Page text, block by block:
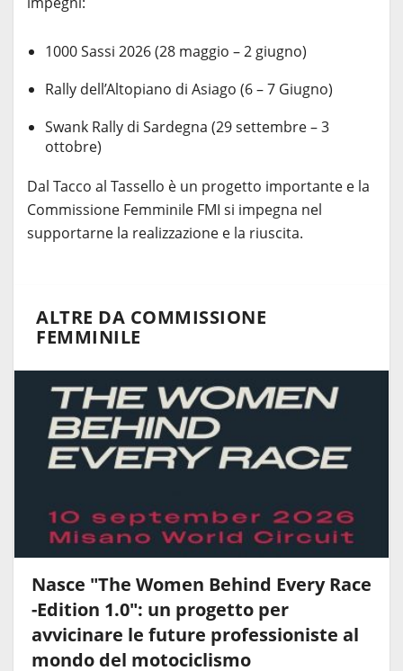
1000 Sassi 2026 (28 maggio – 2 giugno)
Rally dell’Altopiano di Asiago (6 – 7 Giugno)
Swank Rally di Sardegna (29 settembre – 3
ottobre)
Dal Tacco al Tassello è un progetto importante e la
Commissione Femminile FMI si impegna nel
supportarne la realizzazione e la riuscita.
ALTRE DA COMMISSIONE
FEMMINILE
Nasce "The Women Behind Every Race
-Edition 1.0": un progetto per
avvicinare le future professioniste al
mondo del motociclismo